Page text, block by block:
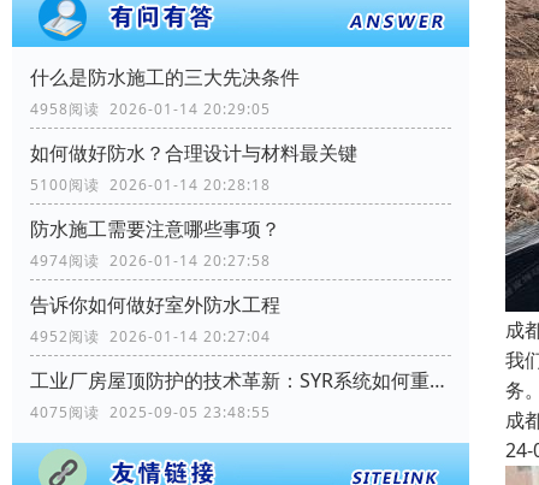
什么是防水施工的三大先决条件
4958阅读 2026-01-14 20:29:05
如何做好防水？合理设计与材料最关键
5100阅读 2026-01-14 20:28:18
防水施工需要注意哪些事项？
4974阅读 2026-01-14 20:27:58
告诉你如何做好室外防水工程
4952阅读 2026-01-14 20:27:04
工业厂房屋顶防护的技术革新：SYR系统如何重塑行业标准
4075阅读 2025-09-05 23:48:55
成
我
务
成
24-